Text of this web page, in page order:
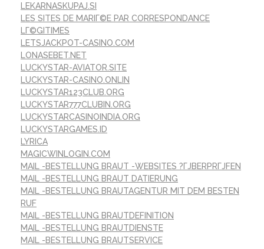
LEKARNASKUPAJ.SI
LES SITES DE MARIГ©E PAR CORRESPONDANCE
LГ©GITIMES
LETSJACKPOT-CASINO.COM
LONASEBET.NET
LUCKYSTAR-AVIATOR.SITE
LUCKYSTAR-CASINO.ONLIN
LUCKYSTAR123CLUB.ORG
LUCKYSTAR777CLUBIN.ORG
LUCKYSTARCASINOINDIA.ORG
LUCKYSTARGAMES.ID
LYRICA
MAGICWINLOGIN.COM
MAIL -BESTELLUNG BRAUT -WEBSITES ?ГЈBERPRГЈFEN
MAIL -BESTELLUNG BRAUT DATIERUNG
MAIL -BESTELLUNG BRAUTAGENTUR MIT DEM BESTEN
RUF
MAIL -BESTELLUNG BRAUTDEFINITION
MAIL -BESTELLUNG BRAUTDIENSTE
MAIL -BESTELLUNG BRAUTSERVICE